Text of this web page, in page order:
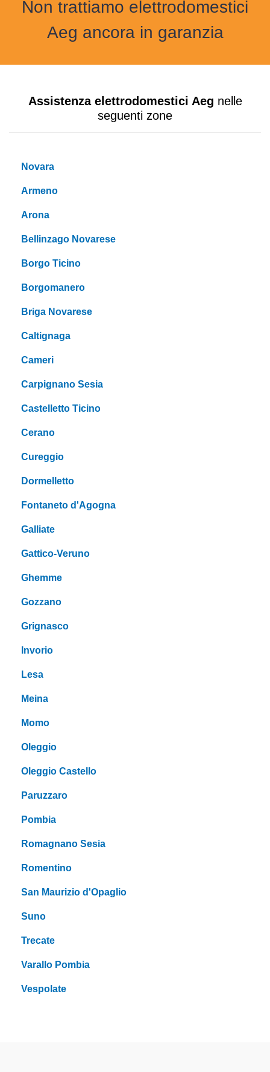
Non trattiamo elettrodomestici
Aeg ancora in garanzia
Assistenza elettrodomestici Aeg nelle
seguenti zone
Novara
Armeno
Arona
Bellinzago Novarese
Borgo Ticino
Borgomanero
Briga Novarese
Caltignaga
Cameri
Carpignano Sesia
Castelletto Ticino
Cerano
Cureggio
Dormelletto
Fontaneto d'Agogna
Galliate
Gattico-Veruno
Ghemme
Gozzano
Grignasco
Invorio
Lesa
Meina
Momo
Oleggio
Oleggio Castello
Paruzzaro
Pombia
Romagnano Sesia
Romentino
San Maurizio d'Opaglio
Suno
Trecate
Varallo Pombia
Vespolate